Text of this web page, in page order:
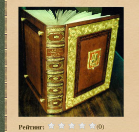
Рейтинг: (0)